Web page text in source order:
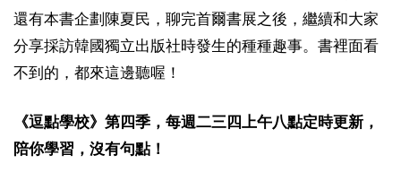
還有本書企劃陳夏民，聊完首爾書展之後，繼續和大家
分享採訪韓國獨立出版社時發生的種種趣事。書裡面看
不到的，都來這邊聽喔！
《逗點學校》第四季，每週二三四上午八點定時更新，
陪你學習，沒有句點！